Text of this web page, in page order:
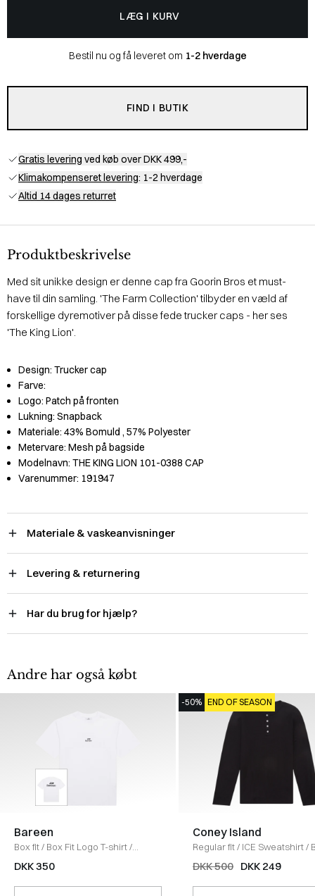
LÆG I KURV
Bestil nu og få leveret om 1-2 hverdage
FIND I BUTIK
Gratis levering ved køb over DKK 499,-
Klimakompenseret levering: 1-2 hverdage
Altid 14 dages returret
Produktbeskrivelse
Med sit unikke design er denne cap fra Goorin Bros et must-
have til din samling. 'The Farm Collection' tilbyder en væld af
forskellige dyremotiver på disse fede trucker caps - her ses
'The King Lion'.
Design: Trucker cap
Farve:
Logo: Patch på fronten
Lukning: Snapback
Materiale: 43% Bomuld , 57% Polyester
Metervare: Mesh på bagside
Modelnavn: THE KING LION 101-0388 CAP
Varenummer: 191947
Materiale & vaskeanvisninger
Levering & returnering
Har du brug for hjælp?
Andre har også købt
Bareen
Box fit/ Box Fit Logo T-shirt/
WHITE
DKK 350
-50% END OF SEASON
Coney Island
Regular fit/ ICE Sweatshirt/
DKK 500 DKK 249